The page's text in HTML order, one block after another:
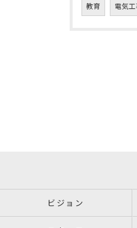
教育 電気
ビジョン